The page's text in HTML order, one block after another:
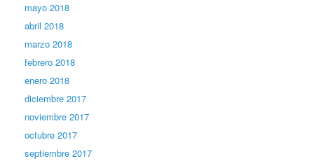
mayo 2018
abril 2018
marzo 2018
febrero 2018
enero 2018
diciembre 2017
noviembre 2017
octubre 2017
septiembre 2017